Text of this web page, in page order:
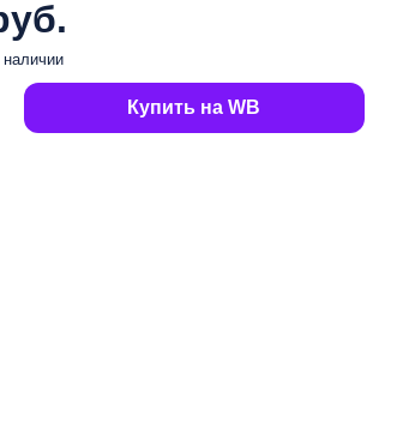
наличии
Купить на WB